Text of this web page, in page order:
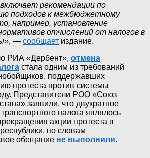
рекомендации по
подходов к межбюджетному
например, установление
отчислений от налогов в
, — сообщает издание.
РИА «Дербент», отмена
стала одним из требований
поддержавших
протеста против системы
Представители РОО «Союз
заявили, что двукратное
налога являлось
акции протеста в
по словам
обещание не выполнили.